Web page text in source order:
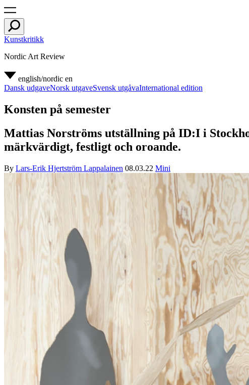
Kunstkritikk
Nordic Art Review
english/nordic en
Dansk udgaveNorsk utgaveSvensk utgåvaInternational edition
Konsten på semester
Mattias Norströms utställning på ID:I i
märkvärdigt, festligt och oroande.
By Lars-Erik Hjertström Lappalainen 08.03.22 Mini